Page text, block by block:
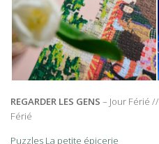
REGARDER LES GENS – Jour Férié //
Férié
Puzzles La petite épicerie